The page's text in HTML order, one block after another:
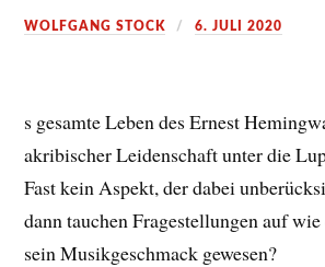
WOLFGANG STOCK 6. JULI 2020
s gesamte Leben des Ernest
akribischer Leidenschaft unter die
Fast kein Aspekt, der dabei
dann tauchen Fragestellungen auf
sein Musikgeschmack gewesen?